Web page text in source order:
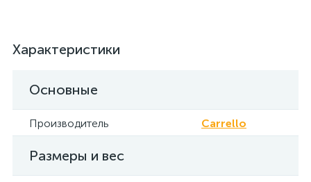
Характеристики
Основные
Производитель Carrello
Размеры и вес